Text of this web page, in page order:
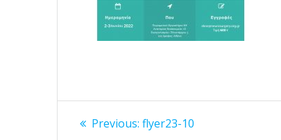
Post
Previous: Previous
flyer23-10